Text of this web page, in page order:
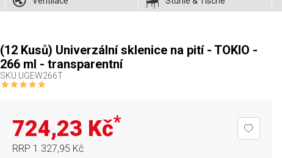
(12 Kusů) Univerzální sklenice na pití - TOKIO -
266 ml - transparentní
SKU UGEW266T
724,23 Kč*
RRP 1 327,95 Kč